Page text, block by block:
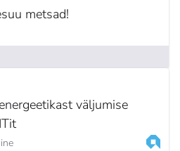
metsad!
väljumise